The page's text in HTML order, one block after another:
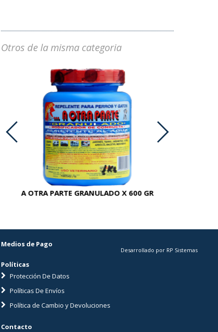
Otros de la misma categoria
A OTRA PARTE GRANULADO X 600 GR
Medios de Pago
Políticas
Protección De Datos
Políticas De Envíos
Política de Cambio y Devoluciones
Desarrollado por RP Sistemas
Contacto